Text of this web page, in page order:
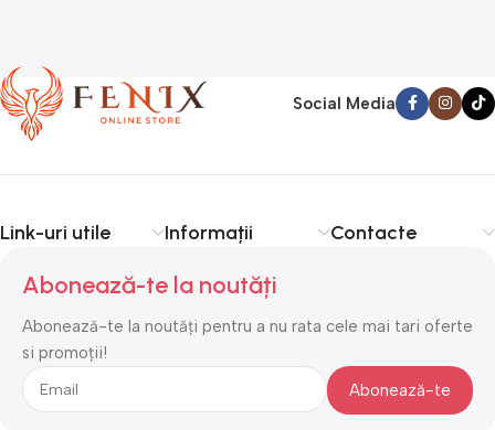
Social Media
Link-uri utile Informații Contacte
Abonează-te la noutăți
Abonează-te la noutăți pentru a nu rata cele mai tari oferte
si promoții!